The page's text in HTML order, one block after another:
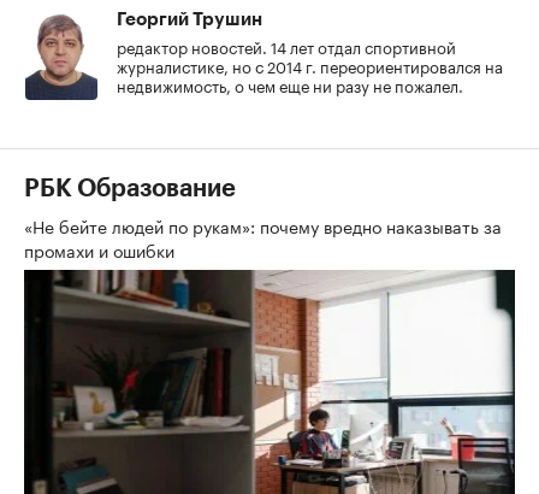
Георгий Трушин
редактор новостей. 14 лет отдал спортивной
журналистике, но с 2014 г. переориентировался на
недвижимость, о чем еще ни разу не пожалел.
РБК Образование
«Не бейте людей по рукам»: почему вредно наказывать за
промахи и ошибки